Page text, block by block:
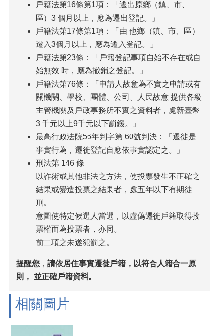
戶籍法第16條第1項：「遷出原鄉（鎮、市、
區）3 個月以上，應為遷出登記。」
戶籍法第17條第1項：「由 他鄉（鎮、市、區）
遷入3個月以上，應為遷入登記。」
戶籍法第23條：「戶籍登記事項自始不存在或自
始無效 時，應為撤銷之登記。」
戶籍法第76條：「申請人故意為不實之申請或有
關機關、學校、團體、公司、人民故意 提供各級
主管機關及戶政事務所不實之資料者，處新臺幣
3 千元以上9千元以下罰鍰。」
最高行政法院56年判字第 60號判決：「遷徙是
事實行為，遷徙登記自應依事實認定之。」
刑法第 146 條：
以詐術或其他非法之方法，使投票發生不正確之
結果或變造投票之結果者，處五年以下有期徒
刑。
意圖使特定候選人當選，以虛偽遷徙戶籍取得投
票權而為投票者，亦同。
前二項之未遂犯罰之。
提醒您，請依居住事實遷徙戶籍，以符合人籍合一原
則， 並正確戶籍資料。
相關圖片